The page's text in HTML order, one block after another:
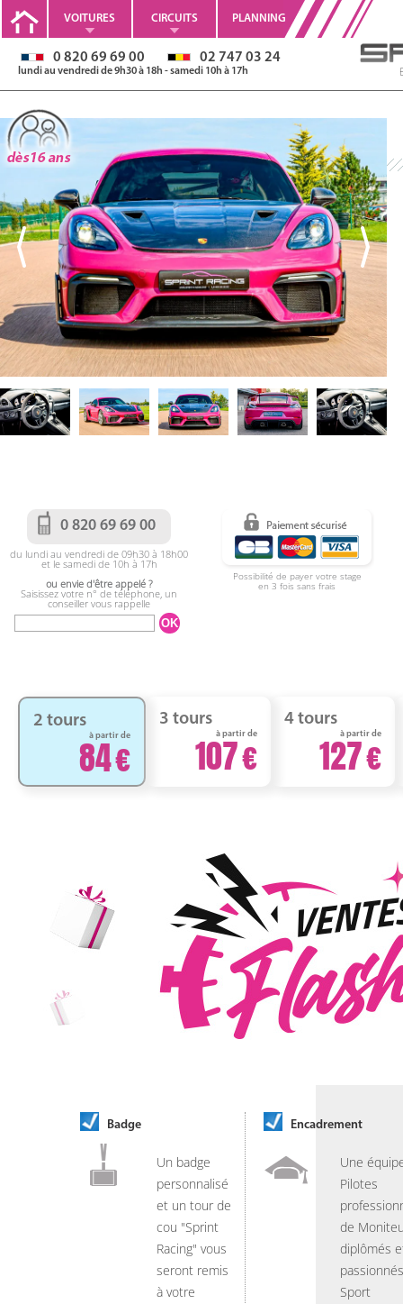
VOITURES CIRCUITS PLANNING
0 820 69 69 00 02 747 03 24
lundi au vendredi de 9h30 à 18h - samedi 10h à 17h
0 820 69 69 00
du lundi au vendredi de 09h30 à 18h00
et le samedi de 10h à 17h
ou envie d'être appelé ?
Saisissez votre n° de téléphone, un
conseiller vous rappelle
Possibilité de payer votre stage
en 3 fois sans frais
2 tours
à partir de
84
3 tours
à partir de
107
4 tours
à partir de
127
Badge
Un badge
personnalisé
et un tour de
cou "Sprint
Racing" vous
seront remis
à votre
Encadrement
Une
Pilotes
de
diplômés
Sport